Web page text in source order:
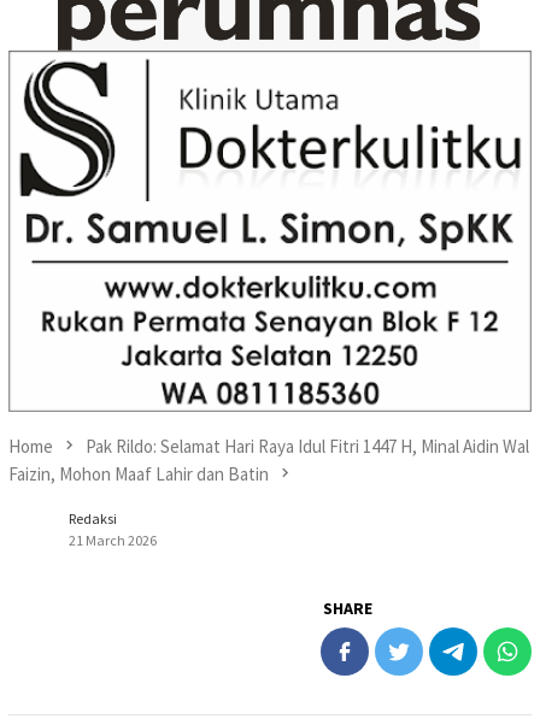
Home
Pak Rildo: Selamat Hari Raya Idul Fitri 1447 H, Minal Aidin Wal
Faizin, Mohon Maaf Lahir dan Batin
Redaksi
21 March 2026
SHARE